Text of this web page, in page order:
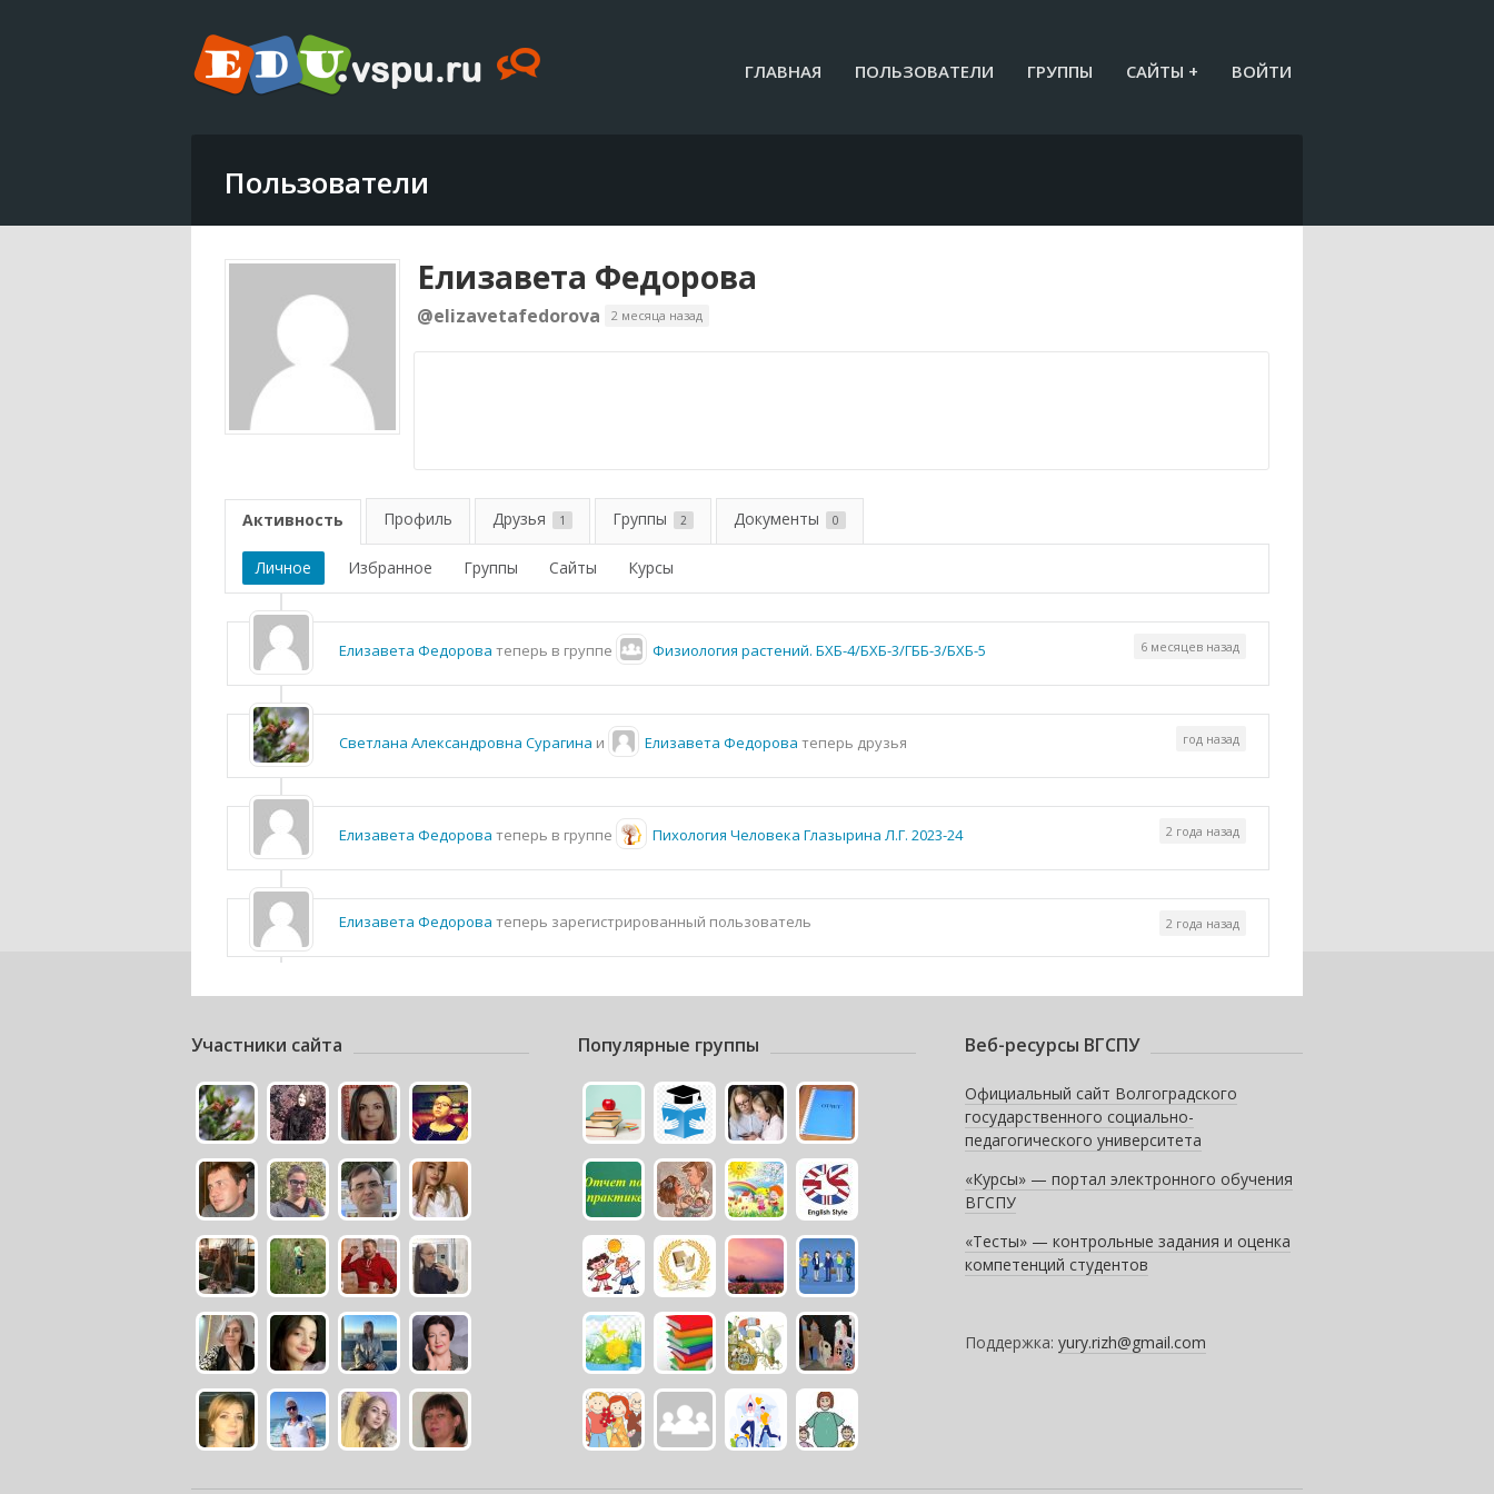
ГЛАВНАЯ ПОЛЬЗОВАТЕЛИ ГРУППЫ САЙТЫ + ВОЙТИ
Пользователи
Елизавета Федорова
@elizavetafedorova 2 месяца назад
Активность Профиль Друзья 1 Группы 2 Документы 0
Личное Избранное Группы Сайты Курсы
Елизавета Федорова теперь в группе Физиология растений. БХБ-4/БХБ-3/ГББ-3/БХБ-5 6 месяцев назад
Светлана Александровна Сурагина и Елизавета Федорова теперь друзья год назад
Елизавета Федорова теперь в группе Пихология Человека Глазырина Л.Г. 2023-24 2 года назад
Елизавета Федорова теперь зарегистрированный пользователь 2 года назад
Участники сайта Популярные группы Веб-ресурсы ВГСПУ
Официальный сайт Волгоградского
государственного социально-
педагогического университета
«Курсы» — портал электронного обучения
ВГСПУ
«Тесты» — контрольные задания и оценка
компетенций студентов
Поддержка: yury.rizh@gmail.com